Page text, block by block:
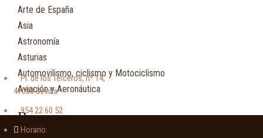
Arte de España
Asia
Astronomía
Asturias
Automovilismo, ciclismo y Motociclismo
Aviación y Aeronáutica
B
Pl. de los Terceros, nº 14,
41003 Sevilla
954 22 60 52
Horario: